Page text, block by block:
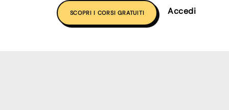
SCOPRI I CORSI GRATUITI Accedi